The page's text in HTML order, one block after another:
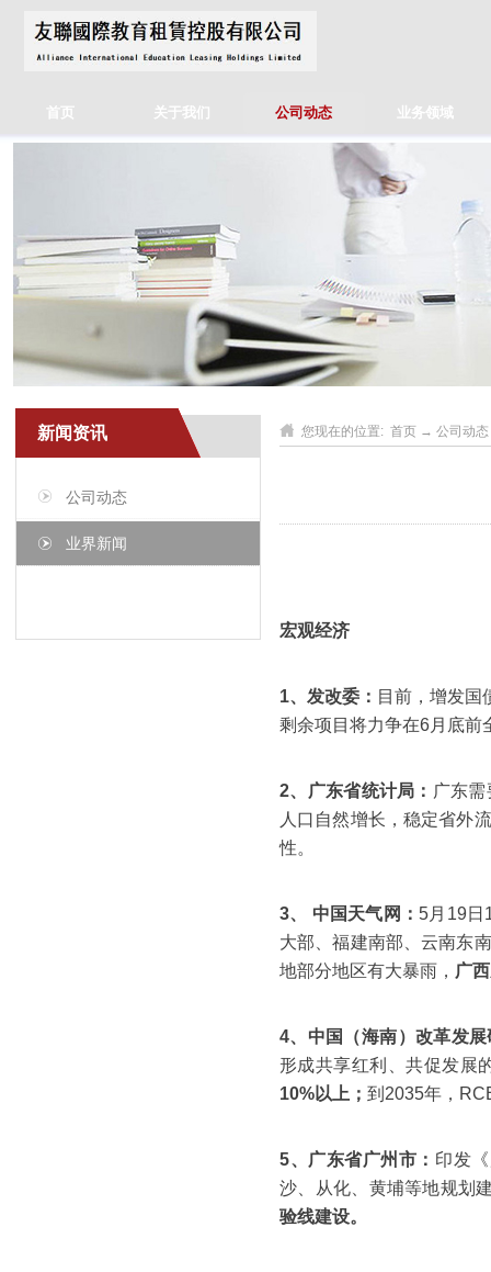
首页 关于我们 公司动态 业务领域
新闻资讯
公司动态
业界新闻
您现在的位置: 首页 → 公司动态
宏观经济
1、发改委： 目前，增发国
剩余项目将力争在6月底前
2、广东省统计局： 广东
人口自然增长，稳定省外
性。
3、 中国天气网： 5月19日
大部、福建南部、云南东
地部分地区有大暴雨， 广
4、中国（海南）改革发
形成共享红利、共促发展
10%以上； 到2035年，
5、广东省广州市： 印发
沙、从化、黄埔等地规划
验线建设。